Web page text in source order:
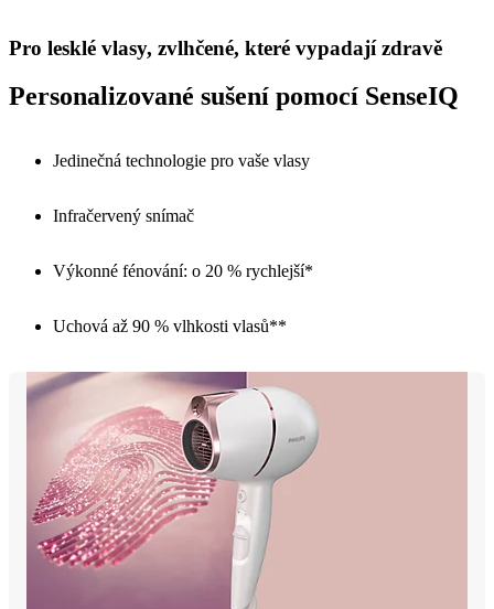
Pro lesklé vlasy, zvlhčené, které vypadají zdravě
Personalizované sušení pomocí SenseIQ
Jedinečná technologie pro vaše vlasy
Infračervený snímač
Výkonné fénování: o 20 % rychlejší*
Uchová až 90 % vlhkosti vlasů**